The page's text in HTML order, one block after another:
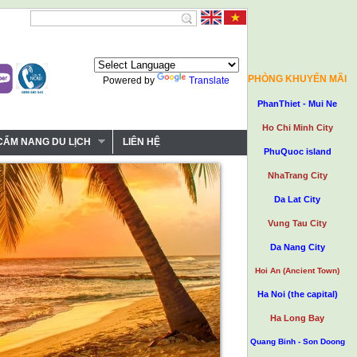
PHÒNG KHUYẾN MÃI
PhanThiet - Mui Ne
Ho Chi Minh City
PhuQuoc island
NhaTrang City
Da Lat City
Vung Tau City
Da Nang City
Hoi An (Ancient Town)
Ha Noi (the capital)
Ha Long Bay
Quang Binh - Son Doong
Powered by Translate
NANG DU LỊCH LIÊN HỆ